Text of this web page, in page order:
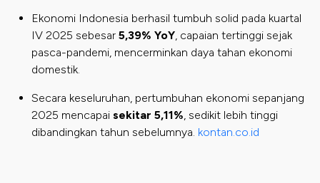
Ekonomi Indonesia berhasil tumbuh solid pada kuartal
IV 2025 sebesar 5,39% YoY, capaian tertinggi sejak
pasca-pandemi, mencerminkan daya tahan ekonomi
domestik.
Secara keseluruhan, pertumbuhan ekonomi sepanjang
2025 mencapai sekitar 5,11%, sedikit lebih tinggi
dibandingkan tahun sebelumnya. kontan.co.id